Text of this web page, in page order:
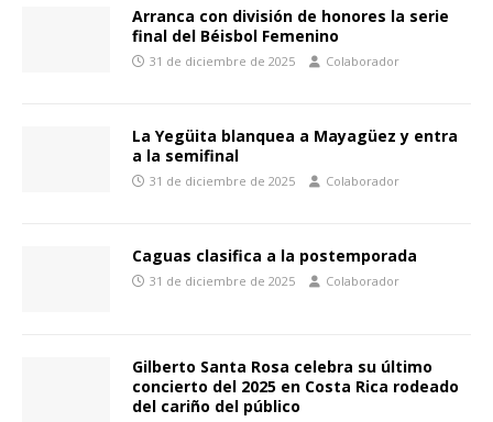
Arranca con división de honores la serie
final del Béisbol Femenino
31 de diciembre de 2025 Colaborador
La Yegüita blanquea a Mayagüez y entra
a la semifinal
31 de diciembre de 2025 Colaborador
Caguas clasifica a la postemporada
31 de diciembre de 2025 Colaborador
Gilberto Santa Rosa celebra su último
concierto del 2025 en Costa Rica rodeado
del cariño del público